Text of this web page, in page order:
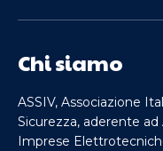
Chi siamo
ASSIV, Associazione
Sicurezza, aderente
Imprese